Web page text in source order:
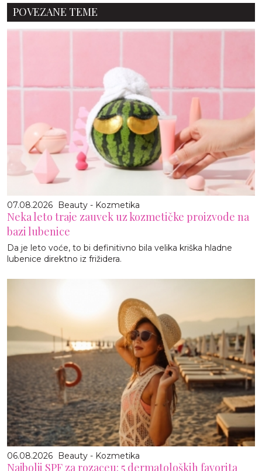
POVEZANE TEME
07.08.2026 Beauty - Kozmetika
Neka leto traje zauvek uz kozmetičke proizvode na
bazi lubenice
Da je leto voće, to bi definitivno bila velika kriška hladne
lubenice direktno iz frižidera.
06.08.2026 Beauty - Kozmetika
Najbolji SPF za rozaceu: 5 dermatoloških favorita